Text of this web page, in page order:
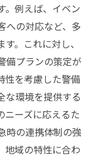
。例えば、イベン
への対応など、多
。これに対し、
備プランの策定が
性を考慮した警備
な環境を提供する
ニーズに応えるた
時の連携体制の強
地域の特性に合わ